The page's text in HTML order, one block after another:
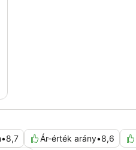
•8,7 Ár-érték arány•8,6